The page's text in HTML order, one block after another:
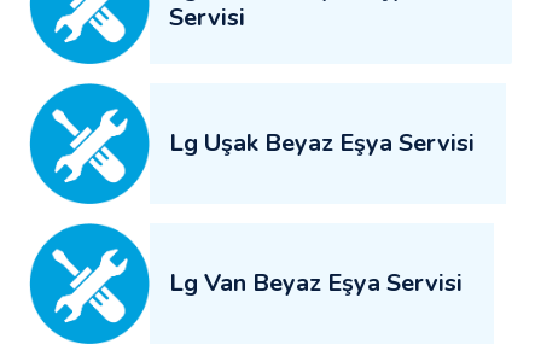
Servisi
Lg Uşak Beyaz Eşya Servisi
Lg Van Beyaz Eşya Servisi